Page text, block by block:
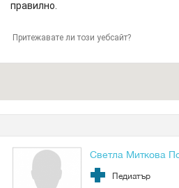
правилно.
Притежавате ли този уебсайт?
Светла Миткова
Педиатър